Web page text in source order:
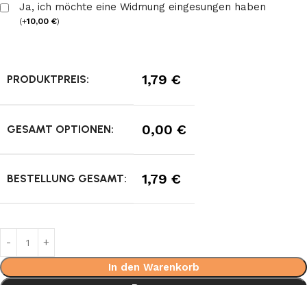
Ja, ich möchte eine Widmung eingesungen haben
(+10,00 €)
PRODUKTPREIS: 1,79 €
GESAMT OPTIONEN: 0,00 €
BESTELLUNG GESAMT: 1,79 €
In den Warenkorb